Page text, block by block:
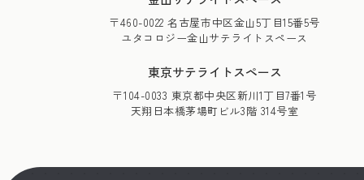
〒460-0022 名古屋市中区金山5丁目15番5号
ユタコロジー金山サテライトスペース
東京サテライトスペース
〒104-0033 東京都中央区新川1丁目7番1号
天翔日本橋茅場町ビル3階 314号室